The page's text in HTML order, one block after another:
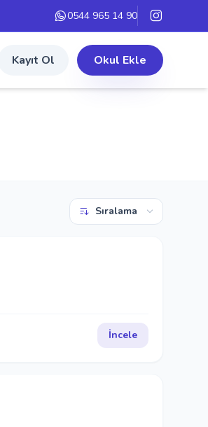
0544 965 14 90
Kayıt Ol Okul Ekle
İncele